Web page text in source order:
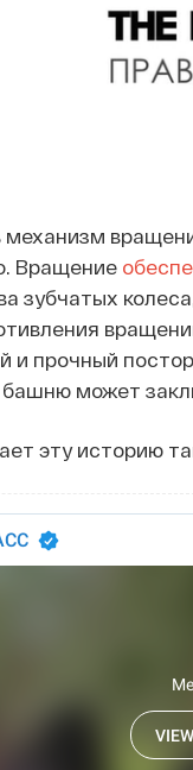
механизм
Вращение
зубчатых
и прочный
может
эту историю